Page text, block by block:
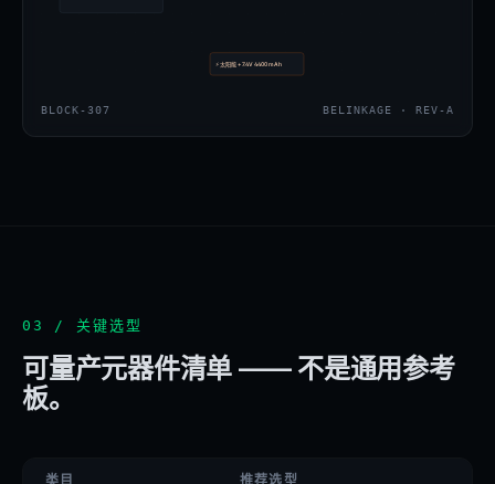
⚡太阳能 + 7.4V 4400 mAh
BLOCK-307 BELINKAGE · REV-A
03 / 关键选型
可量产元器件清单 —— 不是通用参考
板。
类目 推荐选型